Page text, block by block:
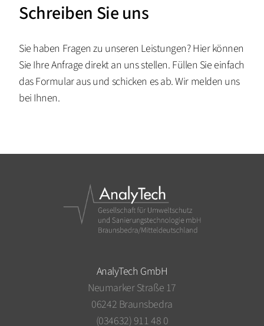
Schreiben Sie uns
Sie haben Fragen zu unseren Leistungen? Hier können
Sie Ihre Anfrage direkt an uns stellen. Füllen Sie einfach
das Formular aus und schicken es ab. Wir melden uns
bei Ihnen.
AnalyTech GmbH
Neumarker Straße 17
06242 Braunsbedra
(034632) 911 48 0